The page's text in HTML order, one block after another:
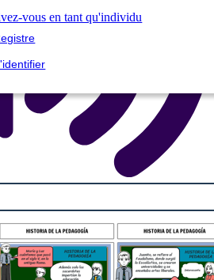
vous en tant qu'individu